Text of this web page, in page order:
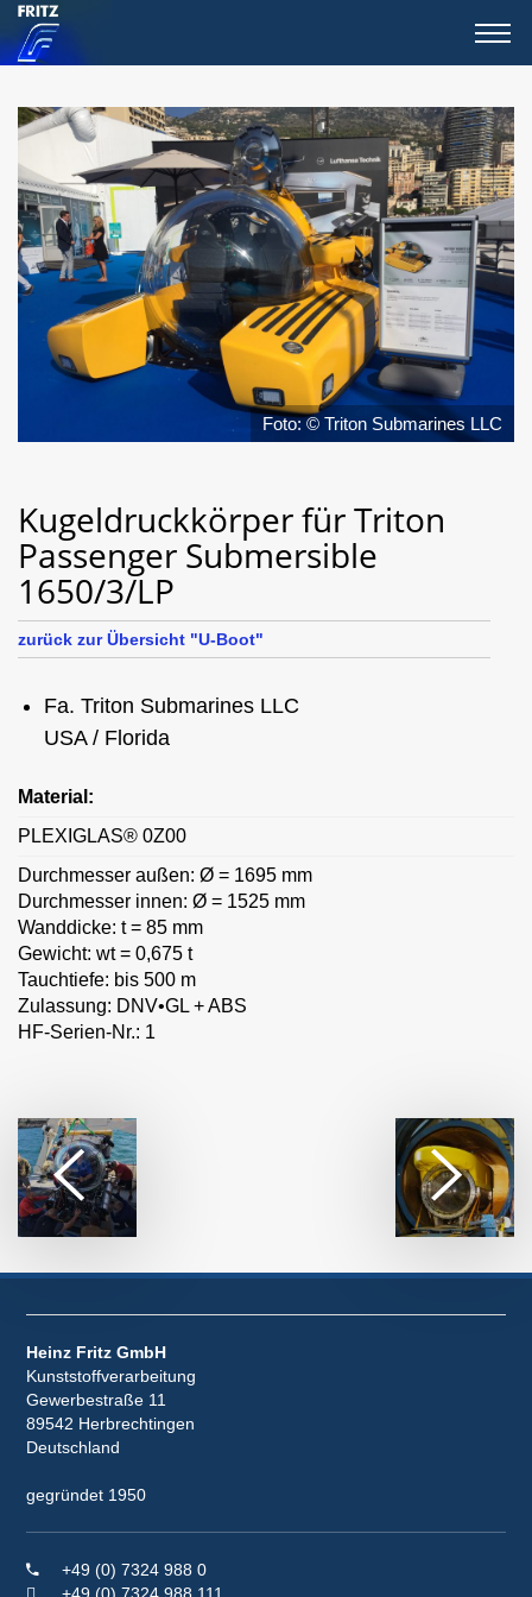
Foto: © Triton Submarines LLC
Kugeldruckkörper für Triton
Passenger Submersible
1650/3/LP
zurück zur Übersicht "U-Boot"
Fa. Triton Submarines LLC
USA / Florida
Material:
PLEXIGLAS® 0Z00
Durchmesser außen: Ø = 1695 mm
Durchmesser innen: Ø = 1525 mm
Wanddicke: t = 85 mm
Gewicht: wt = 0,675 t
Tauchtiefe: bis 500 m
Zulassung: DNV•GL + ABS
HF-Serien-Nr.: 1
Heinz Fritz GmbH
Kunststoffverarbeitung
Gewerbestraße 11
89542 Herbrechtingen
Deutschland
gegründet 1950
+49 (0) 7324 988 0
+49 (0) 7324 988 111